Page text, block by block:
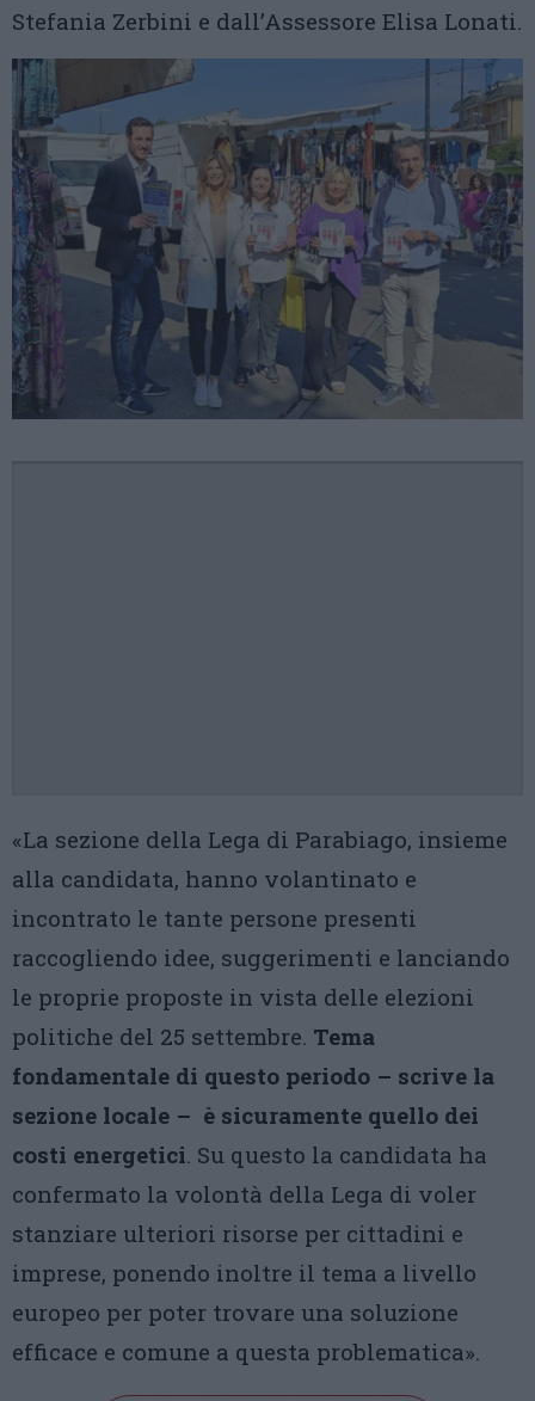
Stefania Zerbini e dall’Assessore Elisa Lonati.
«La sezione della Lega di Parabiago, insieme
alla candidata, hanno volantinato e
incontrato le tante persone presenti
raccogliendo idee, suggerimenti e lanciando
le proprie proposte in vista delle elezioni
politiche del 25 settembre. Tema
fondamentale di questo periodo – scrive la
sezione locale – è sicuramente quello dei
costi energetici. Su questo la candidata ha
confermato la volontà della Lega di voler
stanziare ulteriori risorse per cittadini e
imprese, ponendo inoltre il tema a livello
europeo per poter trovare una soluzione
efficace e comune a questa problematica».